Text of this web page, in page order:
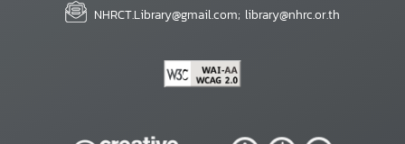
NHRCT.Library@gmail.com; library@nhrc.or.th